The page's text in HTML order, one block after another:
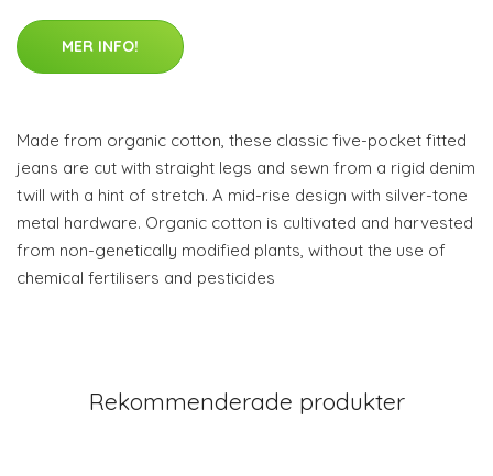
MER INFO!
Made from organic cotton, these classic five-pocket fitted
jeans are cut with straight legs and sewn from a rigid denim
twill with a hint of stretch. A mid-rise design with silver-tone
metal hardware. Organic cotton is cultivated and harvested
from non-genetically modified plants, without the use of
chemical fertilisers and pesticides
Rekommenderade produkter